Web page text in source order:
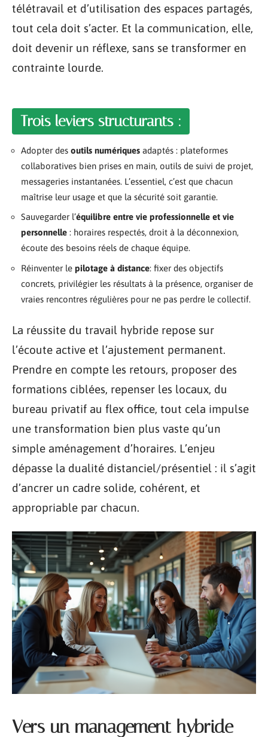
télétravail et d’utilisation des espaces partagés,
tout cela doit s’acter. Et la communication, elle,
doit devenir un réflexe, sans se transformer en
contrainte lourde.
Trois leviers structurants :
Adopter des outils numériques adaptés : plateformes
collaboratives bien prises en main, outils de suivi de projet,
messageries instantanées. L’essentiel, c’est que chacun
maîtrise leur usage et que la sécurité soit garantie.
Sauvegarder l’équilibre entre vie professionnelle et vie
personnelle : horaires respectés, droit à la déconnexion,
écoute des besoins réels de chaque équipe.
Réinventer le pilotage à distance: fixer des objectifs
concrets, privilégier les résultats à la présence, organiser de
vraies rencontres régulières pour ne pas perdre le collectif.
La réussite du travail hybride repose sur
l’écoute active et l’ajustement permanent.
Prendre en compte les retours, proposer des
formations ciblées, repenser les locaux, du
bureau privatif au flex office, tout cela impulse
une transformation bien plus vaste qu’un
simple aménagement d’horaires. L’enjeu
dépasse la dualité distanciel/présentiel : il s’agit
d’ancrer un cadre solide, cohérent, et
appropriable par chacun.
Vers un management hybride